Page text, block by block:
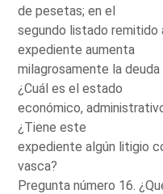
de pesetas; en el
segundo listado remitido
expediente aumenta
milagrosamente la
¿Cuál es el estado
económico,
¿Tiene este
expediente algún litigio
vasca?
Pregunta número 16.